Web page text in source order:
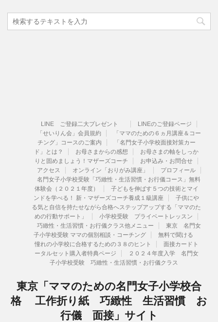
LINE ご登録二大プレゼント
LINEのご登録ページ
「せいりん会」会員規約
「ママのための６ヵ月講座＆コー
チング」コースのご案内
「名門女子小学校面接対策カー
ド」とは？
お母さまからの感想
お母さまの軸をしっか
りと固めましょう！マザーズコーチ
お申込み・お問合せ
アクセス
オンライン「おりがみ講座」
プロフィール
名門女子小学校受験「巧緻性・生活習慣・お行儀コース」無料
体験会（２０２１年度）
子どもを伸ばす５つの技術とマイ
ンドを学べる！ 新・マザーズコーチ養成１級講座
子供にや
る気と自信を持たせながら合格へステップアップする「ママのた
めの行動サポート」
小学校受験 プライベートレッスン
巧緻性・生活習慣・お行儀クラス他メニュー
東京 名門女
子小学校受験 ママの個別相談・コーチング
無料で聞ける
憧れの小学校に合格するための３８のヒント
面接カードト
ータルセット購入者特典ページ
２０２４年度入学 名門女
子小学校受験 巧緻性・生活習慣・お行儀クラス
東京「ママのための名門女子小学校合
格 工作折り紙 巧緻性 生活習慣 お
行儀 面接」サイト